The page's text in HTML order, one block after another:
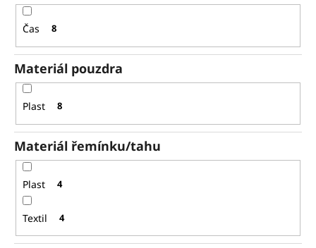
Čas 8
Materiál pouzdra
Plast 8
Materiál řemínku/tahu
Plast 4
Textil 4